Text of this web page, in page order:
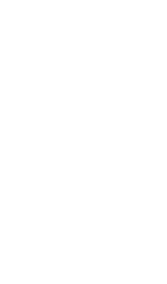
pevnou návštěvu